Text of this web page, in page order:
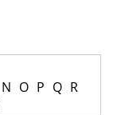
N O P Q R